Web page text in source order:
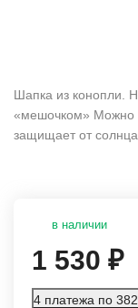
Шапка из конопли.
«мешочком» Можно
защищает от
в наличии
1 530 ₽
4 платежа по